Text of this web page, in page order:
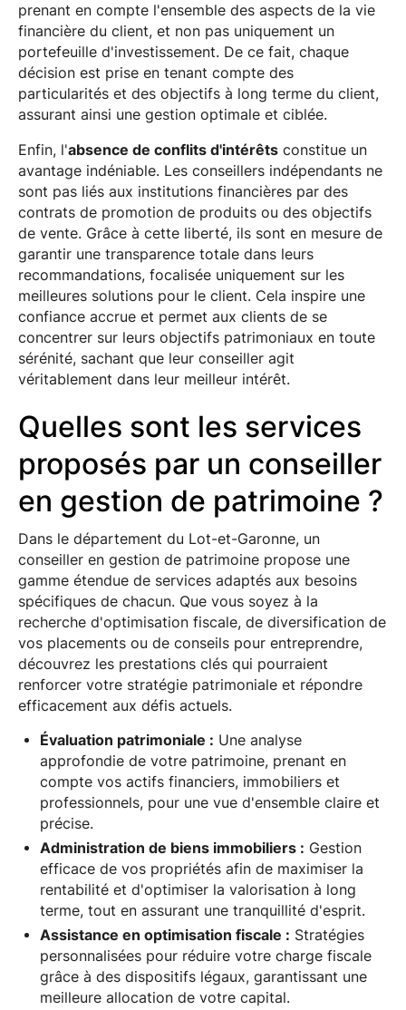
prenant en compte l'ensemble des aspects de la vie
financière du client, et non pas uniquement un
portefeuille d'investissement. De ce fait, chaque
décision est prise en tenant compte des
particularités et des objectifs à long terme du client,
assurant ainsi une gestion optimale et ciblée.
Enfin, l'absence de conflits d'intérêtsconstitue un
avantage indéniable. Les conseillers indépendants ne
sont pas liés aux institutions financières par des
contrats de promotion de produits ou des objectifs
de vente. Grâce à cette liberté, ils sont en mesure de
garantir une transparence totale dans leurs
recommandations, focalisée uniquement sur les
meilleures solutions pour le client. Cela inspire une
confiance accrue et permet aux clients de se
concentrer sur leurs objectifs patrimoniaux en toute
sérénité, sachant que leur conseiller agit
véritablement dans leur meilleur intérêt.
Quelles sont les services
proposés par un conseiller
en gestion de patrimoine ?
Dans le département du Lot-et-Garonne, un
conseiller en gestion de patrimoine propose une
gamme étendue de services adaptés aux besoins
spécifiques de chacun. Que vous soyez à la
recherche d'optimisation fiscale, de diversification de
vos placements ou de conseils pour entreprendre,
découvrez les prestations clés qui pourraient
renforcer votre stratégie patrimoniale et répondre
efficacement aux défis actuels.
Évaluation patrimoniale : Une analyse
approfondie de votre patrimoine, prenant en
compte vos actifs financiers, immobiliers et
professionnels, pour une vue d'ensemble claire et
précise.
Administration de biens immobiliers : Gestion
efficace de vos propriétés afin de maximiser la
rentabilité et d'optimiser la valorisation à long
terme, tout en assurant une tranquillité d'esprit.
Assistance en optimisation fiscale : Stratégies
personnalisées pour réduire votre charge fiscale
grâce à des dispositifs légaux, garantissant une
meilleure allocation de votre capital.